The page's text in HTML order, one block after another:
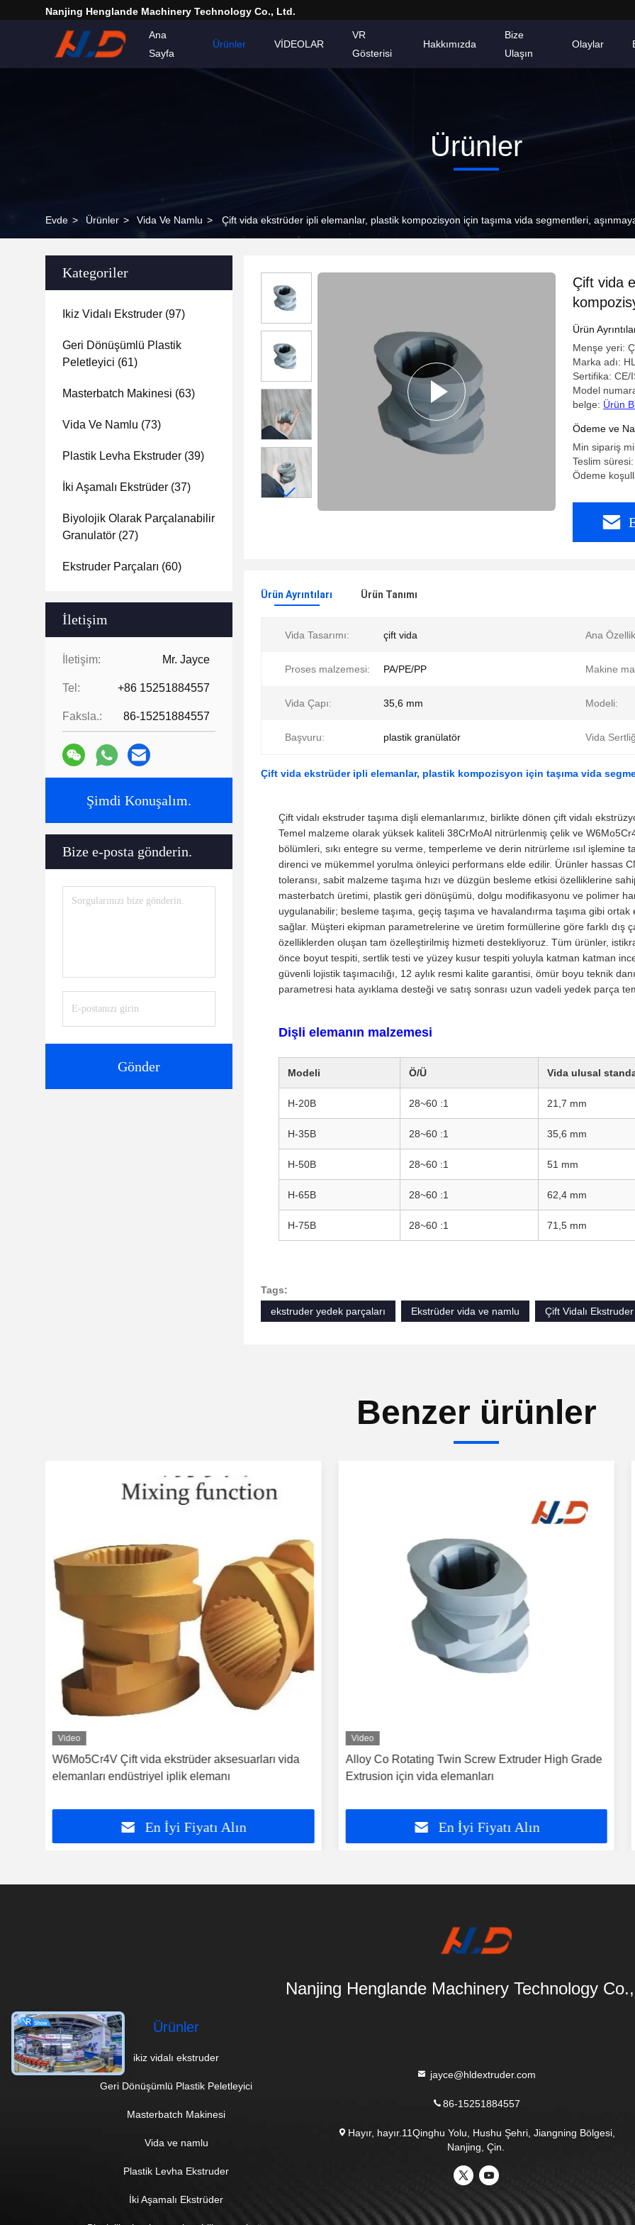
Nanjing Henglande Machinery Technology Co., Ltd.
Ana
Sayfa
Ürünler VİDEOLAR
VR
Gösterisi
Hakkımızda
Bize
Ulaşın
Olaylar
Ürünler
Evde > Ürünler > Vida Ve Namlu > Çift vida ekstrüder ipli elemanlar, plastik kompozisyon için taşıma vida segmentleri,
Kategoriler
Ikiz Vidalı Ekstruder (97)
Geri Dönüşümlü Plastik
Peletleyici (61)
Masterbatch Makinesi (63)
Vida Ve Namlu (73)
Plastik Levha Ekstruder (39)
İki Aşamalı Ekstrüder (37)
Biyolojik Olarak Parçalanabilir
Granulatör (27)
Ekstruder Parçaları (60)
İletişim
İletişim: Mr. Jayce
Tel: +86 15251884557
Faksla.: 86-15251884557
Şimdi Konuşalım.
Bize e-posta gönderin.
Gönder
Çift vida
Ürün
Menşe yeri:
Marka adı:
Sertifika: CE/
Model
belge: Ürün
Ödeme ve
Min sipariş
Teslim
Ödeme
Ürün Ayrıntıları Ürün Tanımı
Vida Tasarımı: çift ​​vida Ana
Proses malzemesi: PA/PE/PP Makine
Vida Çapı: 35,6 mm Modeli:
Başvuru: plastik granülatör Vida
Çift vida ekstrüder ipli elemanlar, plastik kompozisyon için taşıma vida
Çift vidalı ekstruder taşıma dişli elemanlarımız, birlikte dönen çift vidalı
Temel malzeme olarak yüksek kaliteli 38CrMoAl nitrürlenmiş çelik ve
bölümleri, sıkı entegre su verme, temperleme ve derin nitrürleme ısıl işlemine
direnci ve mükemmel yorulma önleyici performans elde edilir. Ürünler hassas
toleransı, sabit malzeme taşıma hızı ve düzgün besleme etkisi özelliklerine
masterbatch üretimi, plastik geri dönüşümü, dolgu modifikasyonu ve polimer
uygulanabilir; besleme taşıma, geçiş taşıma ve havalandırma taşıma gibi
sağlar. Müşteri ekipman parametrelerine ve üretim formüllerine göre farklı dış
özelliklerden oluşan tam özelleştirilmiş hizmeti destekliyoruz. Tüm ürünler,
önce boyut tespiti, sertlik testi ve yüzey kusur tespiti yoluyla katman katman
güvenli lojistik taşımacılığı, 12 aylık resmi kalite garantisi, ömür boyu teknik
parametresi hata ayıklama desteği ve satış sonrası uzun vadeli yedek parça
Dişli elemanın malzemesi
Modeli Ö/Ü Vida ulusal
H-20B 28~60 :1 21,7 mm
H-35B 28~60 :1 35,6 mm
H-50B 28~60 :1 51 mm
H-65B 28~60 :1 62,4 mm
H-75B 28~60 :1 71,5 mm
Tags:
ekstruder yedek parçaları
Ekstrüder vida ve namlu Çift Vidalı
Benzer ürünler
Video
W6Mo5Cr4V Çift vida ekstrüder aksesuarları vida
elemanları endüstriyel iplik elemanı
En İyi Fiyatı Alın
Video
Alloy Co Rotating Twin Screw Extruder High Grade
Extrusion için vida elemanları
En İyi Fiyatı Alın
Nanjing Henglande Machinery Technology Co.,
Ürünler
ikiz vidalı ekstruder
Geri Dönüşümlü Plastik Peletleyici
Masterbatch Makinesi
Vida ve namlu
Plastik Levha Ekstruder
İki Aşamalı Ekstrüder
jayce@hldextruder.com
86-15251884557
Hayır, hayır.11Qinghu Yolu, Hushu Şehri, Jiangning Bölgesi,
Nanjing, Çin.